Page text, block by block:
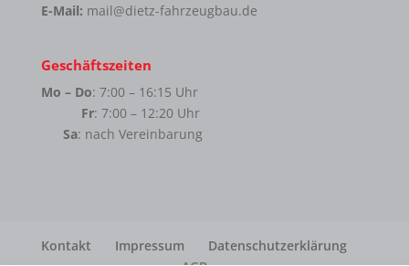
E-Mail: mail@dietz-fahrzeugbau.de
Geschäftszeiten
Mo – Do: 7:00 – 16:15 Uhr
Fr: 7:00 – 12:20 Uhr
Sa: nach Vereinbarung
Kontakt Impressum
Datenschutzerklärung